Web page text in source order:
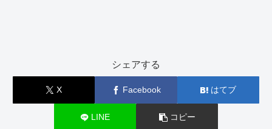
シェアする
X Facebook はてブ
LINE コピー